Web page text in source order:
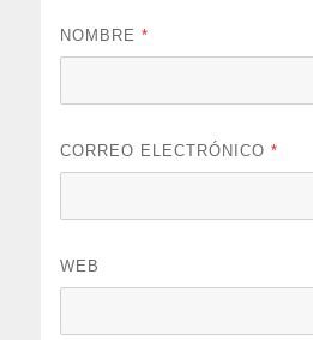
NOMBRE*
CORREO ELECTRÓNICO*
WEB